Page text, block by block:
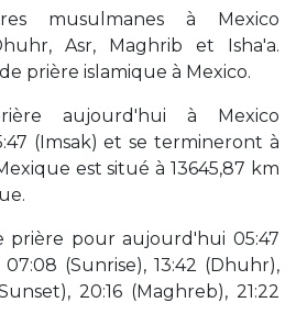
musulmanes à Mexico
Asr, Maghrib et Isha'a.
prière islamique à Mexico.
aujourd'hui à Mexico
(Imsak) et se termineront à
est situé à 13645,87 km
prière pour aujourd'hui 05:47
07:08 (Sunrise), 13:42 (Dhuhr),
20:16 (Maghreb), 21:22